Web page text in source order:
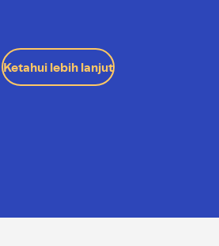
Ketahui lebih lanjut